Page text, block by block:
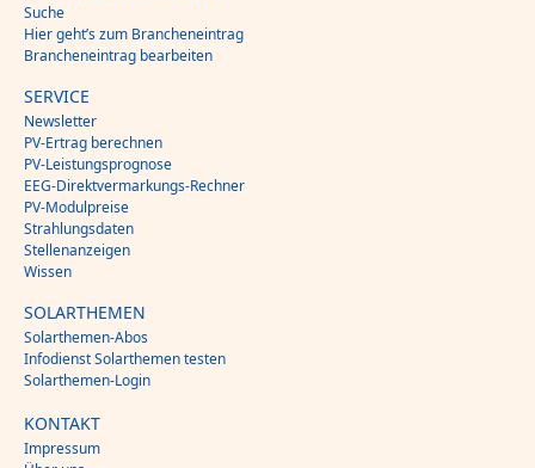
Suche
Hier geht’s zum Brancheneintrag
Brancheneintrag bearbeiten
SERVICE
Newsletter
PV-Ertrag berechnen
PV-Leistungsprognose
EEG-Direktvermarkungs-Rechner
PV-Modulpreise
Strahlungsdaten
Stellenanzeigen
Wissen
SOLARTHEMEN
Solarthemen-Abos
Infodienst Solarthemen testen
Solarthemen-Login
KONTAKT
Impressum